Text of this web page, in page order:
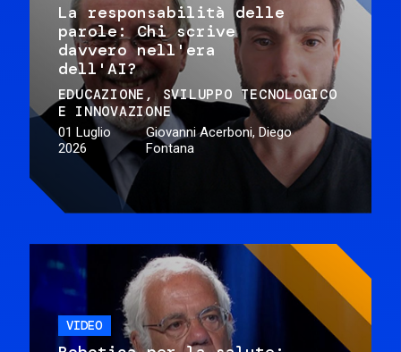
La responsabilità delle
parole: Chi scrive
davvero nell'era
dell'AI?
EDUCAZIONE
SVILUPPO TECNOLOGICO
E INNOVAZIONE
01 Luglio
2026
Giovanni Acerboni, Diego
Fontana
VIDEO